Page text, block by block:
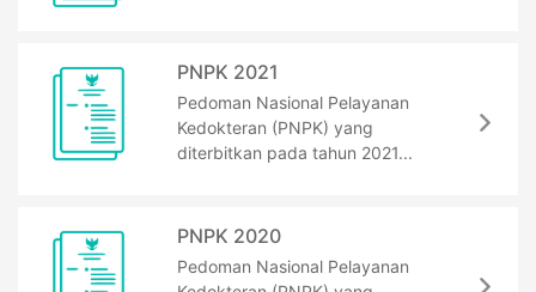
PNPK 2021
Pedoman Nasional Pelayanan
Kedokteran (PNPK) yang
diterbitkan pada tahun 2021...
PNPK 2020
Pedoman Nasional Pelayanan